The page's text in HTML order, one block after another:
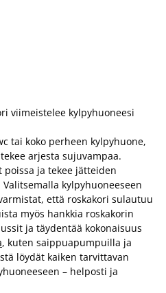
viimeistelee kylpyhuoneesi
tai koko perheen kylpyhuone,
arjesta sujuvampaa.
ja tekee jätteiden
kylpyhuoneeseen
että roskakori sulautuu
myös hankkia roskakorin
ja täydentää kokonaisuus
, kuten saippuapumpuilla ja
löydät kaiken tarvittavan
– helposti ja